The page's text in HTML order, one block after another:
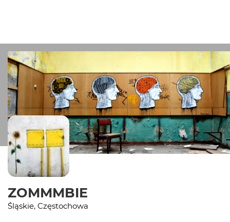
ZOMMMBIE
Śląskie, Częstochowa